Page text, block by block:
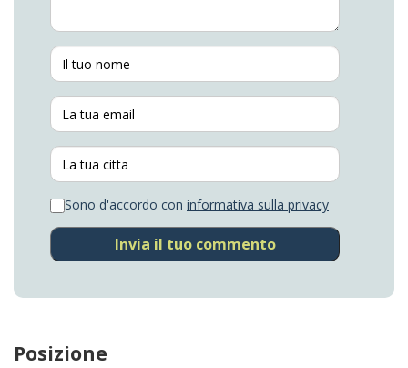
Sono d'accordo con informativa sulla privacy
Invia il tuo commento
Posizione